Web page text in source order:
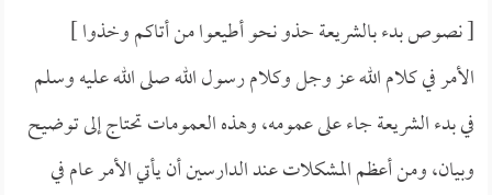
[ نصوص بدء بالشريعة حذو نحو أطيعوا من أتاكم وخذوا ]
الأمر في كلام الله عز وجل وكلام رسول الله صلى الله عليه وسلم
في بدء الشريعة جاء على عمومه، وهذه العمومات تحتاج إلى توضيح
وبيان، ومن أعظم المشكلات عند الدارسين أن يأتي الأمر عام في